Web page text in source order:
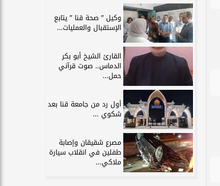
وكيل ” صحة قنا ” يتابع
الإستقبال والعمليات...
القارئ الشيخ أبو بكر
الدماس.. صوت قرآني
حمل...
أول رد من جامعة قنا بعد
شكوي ...
مصرع شقيقان وإصابة
طفلين في انقلاب سيارة
ملاكي...